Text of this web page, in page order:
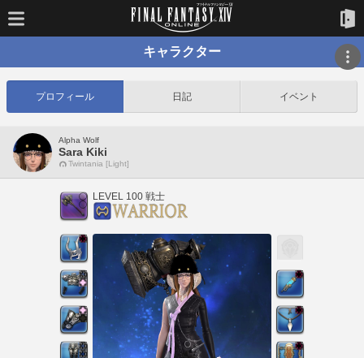
キャラクター
プロフィール 日記 イベント
Alpha Wolf
Sara Kiki
Twintania [Light]
LEVEL 100 戦士